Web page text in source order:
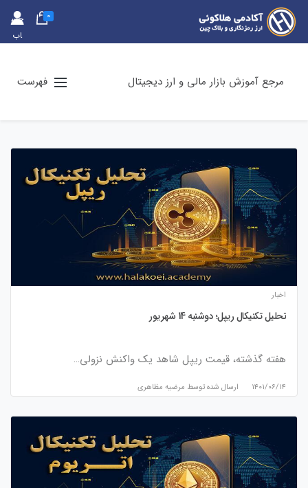
حس
اب
0
مرجع آموزش بازار مالی و ارز دیجیتال فهرست
اخبار
تحلیل تکنیکال ریپل؛ دوشنبه 14 شهریور
هفته گذشته، قیمت ریپل شاهد یک واکنش نزولی…
۱۴۰۱/۰۶/۱۴ ارسال شده توسط مرضیه مظاهری